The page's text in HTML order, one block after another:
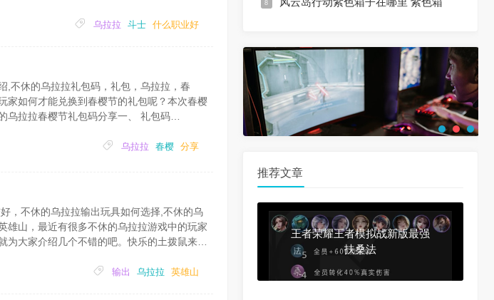
乌拉拉 斗士 什么职业好
,不休的乌拉拉礼包码，礼包，乌拉拉，春
家如何才能兑换到春樱节的礼包呢？本次春樱
乌拉拉春樱节礼包码分享一、 礼包码
乌拉拉 春樱 分享
，不休的乌拉拉输出玩具如何选择,不休的乌
雄山，最近有很多不休的乌拉拉游戏中的玩家
大家介绍几个不错的吧。快乐的土拨鼠来源
鼠玩具品...
输出 乌拉拉 英雄山
推荐文章
王者荣耀王者模拟战新版最强
扶桑法